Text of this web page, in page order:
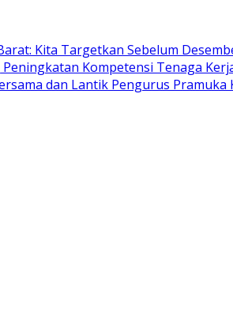
Kita Targetkan Sebelum
Kompetensi Tenaga
dan Lantik Pengurus Pramuka